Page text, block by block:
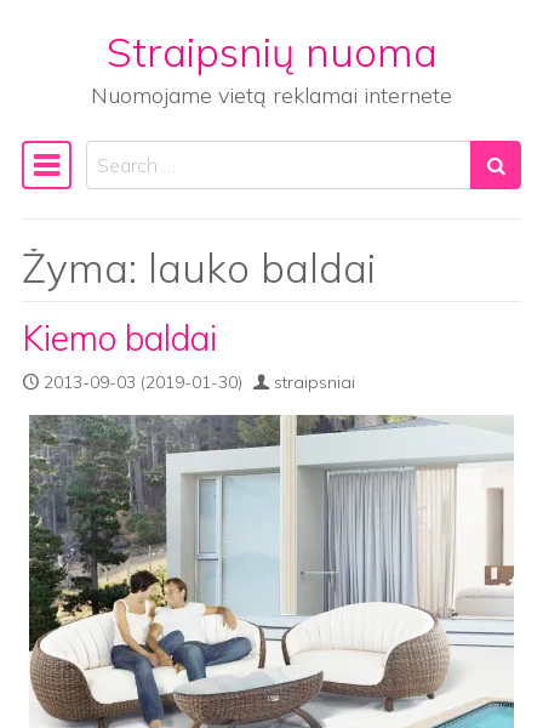
Straipsnių nuoma
Nuomojame vietą reklamai internete
Main Navigation
Search
Žyma: lauko baldai
Kiemo baldai
2013-09-03 (2019-01-30) straipsniai